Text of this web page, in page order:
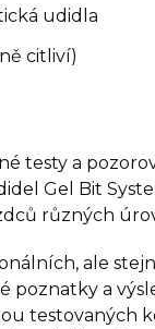
udidla
citliví)
testy a
Gel Bit
různých
ale
poznatky a
testovaných